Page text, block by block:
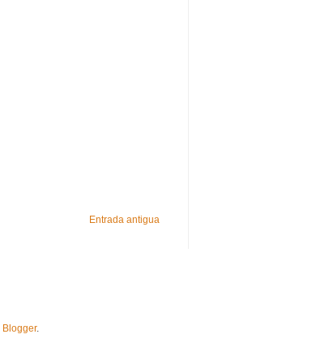
Entrada antigua
Blogger.